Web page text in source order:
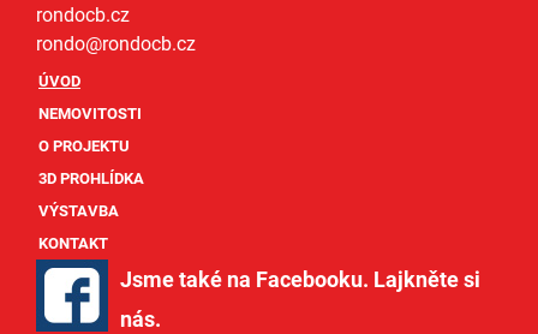
rondocb.cz
rondo@rondocb.cz
ÚVOD
NEMOVITOSTI
O PROJEKTU
3D PROHLÍDKA
VÝSTAVBA
KONTAKT
Jsme také na Facebooku. Lajkněte si
nás.